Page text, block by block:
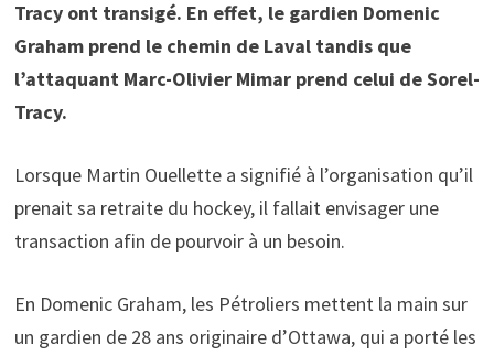
Tracy ont transigé. En effet, le gardien Domenic
Graham prend le chemin de Laval tandis que
l’attaquant Marc-Olivier Mimar prend celui de Sorel-
Tracy.
Lorsque Martin Ouellette a signifié à l’organisation qu’il
prenait sa retraite du hockey, il fallait envisager une
transaction afin de pourvoir à un besoin.
En Domenic Graham, les Pétroliers mettent la main sur
un gardien de 28 ans originaire d’Ottawa, qui a porté les